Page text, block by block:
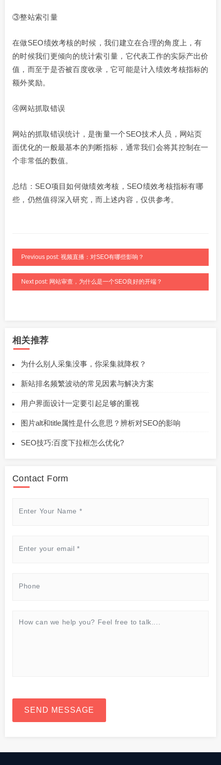
③整站索引量
在做SEO绩效考核的时候，我们建立在合理的角度上，有
的时候我们更倾向的统计索引量，它代表工作的实际产出价
值，而至于是否被百度收录，它可能是计入绩效考核指标的
额外奖励。
④网站抓取错误
网站的抓取错误统计，是衡量一个SEO技术人员，网站页
面优化的一般最基本的判断指标，通常我们会将其控制在一
个非常低的数值。
总结：SEO项目如何做绩效考核，SEO绩效考核指标有哪
些，仍然值得深入研究，而上述内容，仅供参考。
Previous post: 视频直播：对SEO有哪些影响？
Next post: 网站审查，为什么是一个SEO良好的开端？
相关推荐
为什么别人采集没事，你采集就降权？
新站排名频繁波动的常见因素与解决方案
用户界面设计一定要引起足够的重视
图片alt和title属性是什么意思？辨析对SEO的影响
SEO技巧:百度下拉框怎么优化?
Contact Form
SEND MESSAGE